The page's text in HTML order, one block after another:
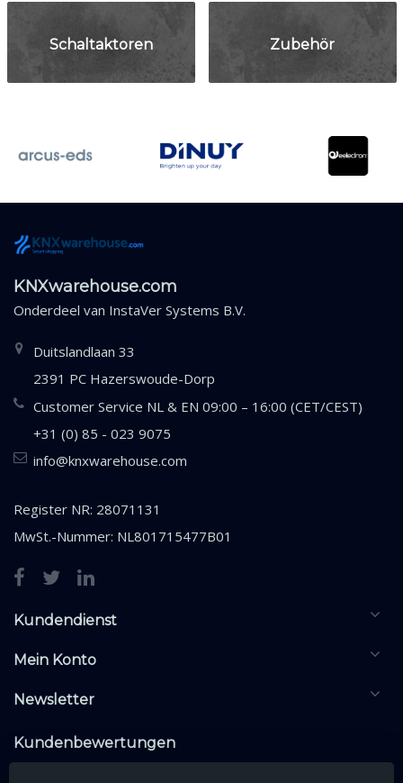
Schaltaktoren Zubehör
KNXwarehouse.com
Onderdeel van InstaVer Systems B.V.
Duitslandlaan 33
2391 PC Hazerswoude-Dorp
Customer Service NL & EN 09:00 – 16:00 (CET/CEST)
+31 (0) 85 - 023 9075
info@knxwarehouse.com
Register NR: 28071131
MwSt.-Nummer: NL801715477B01
Kundendienst
Mein Konto
Newsletter
Kundenbewertungen